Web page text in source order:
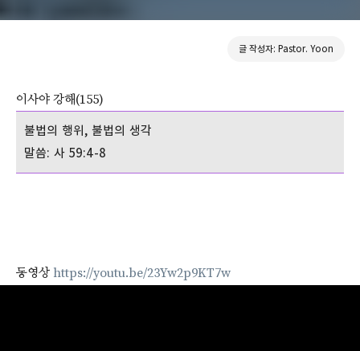
글 작성자: Pastor. Yoon
이사야 강해(155)
불법의 행위, 불법의 생각
말씀: 사 59:4-8
동영상 https://youtu.be/23Yw2p9KT7w
❏말씀침례교회 ❏AV1611.net ❏Peter Yoon